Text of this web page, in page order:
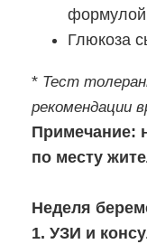
Глюкоза
* Тест
рекомендации
Примечание:
по месту
Неделя
1. УЗИ и